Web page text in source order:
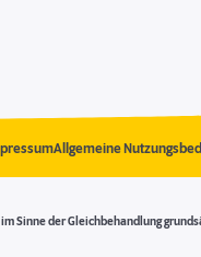
Allgemeine
Sinne der Gleichbehandlung